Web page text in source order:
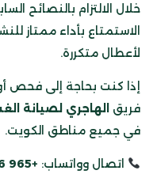
خلال الالتزام بالنصائح
الاستمتاع بأداء ممتاز
لأعطال متكررة.
إذا كنت بحاجة إلى فحص
فريق
الهاجري لصيانة
في جميع مناطق الكويت.
اتصال وواتساب: +965 6046 3301